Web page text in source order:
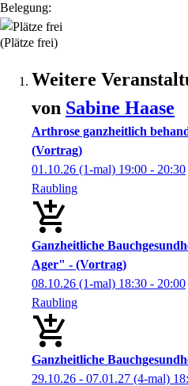
Belegung:
(Plätze frei)
Weitere
von Sabine Haase
Arthrose ganzheitlich
(Vortrag)
01.10.26 (1-mal) 19:00 - 20:30
Raubling
Ganzheitliche
Ager" - (Vortrag)
08.10.26 (1-mal) 18:30 - 20:00
Raubling
Ganzheitliche
29.10.26 - 07.01.27 (4-mal)